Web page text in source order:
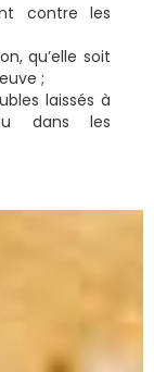
contre les
qu’elle soit
;
laissés à
dans les